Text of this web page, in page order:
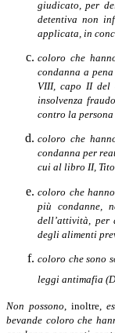
giudicato, per
detentiva non
applicata, in
coloro che
condanna a
VIII, capo II del
insolvenza
contro la persona
coloro che
condanna per
cui al libro II,
coloro che
più condanne,
dell’attività, per
degli alimenti
coloro che sono
leggi antimafia
Non possono, inoltre,
bevande coloro che